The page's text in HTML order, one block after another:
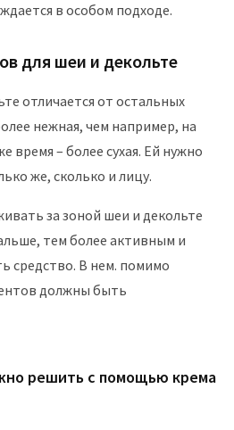
в особом подходе.
для шеи и декольте
отличается от остальных
нежная, чем например, на
время – более сухая. Ей нужно
же, сколько и лицу.
за зоной шеи и декольте
тем более активным и
средство. В нем. помимо
должны быть
решить с помощью крема